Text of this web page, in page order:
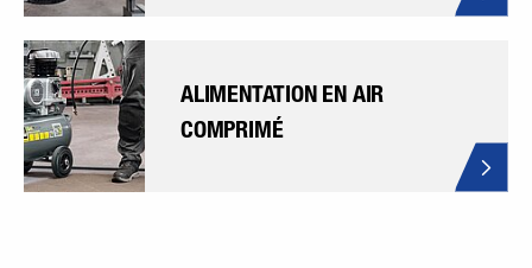
ALIMENTATION EN AIR
COMPRIMÉ